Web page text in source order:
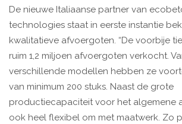
De nieuwe Italiaanse partner van
technologies staat in eerste instantie
kwalitatieve afvoergoten. “De voorbije
ruim 1,2 miljoen afvoergoten verkocht.
verschillende modellen hebben ze
van minimum 200 stuks. Naast de grote
productiecapaciteit voor het algemene
ook heel flexibel om met maatwerk. Zo